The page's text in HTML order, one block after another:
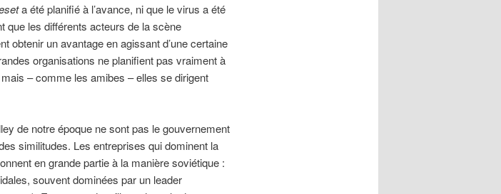
a été planifié à l’avance, ni que le virus a été
que les différents acteurs de la scène
obtenir un avantage en agissant d’une certaine
organisations ne planifient pas vraiment à
– comme les amibes – elles se dirigent
de notre époque ne sont pas le gouvernement
similitudes. Les entreprises qui dominent la
en grande partie à la manière soviétique :
souvent dominées par un leader